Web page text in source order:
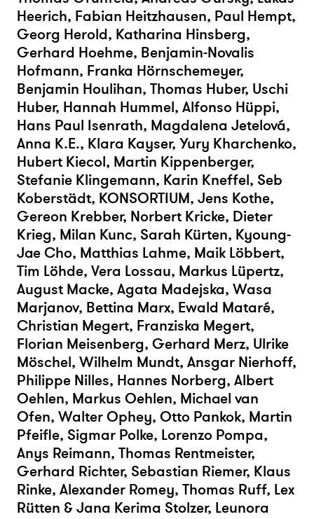
Heerich, Fabian Heitzhausen, Paul Hempt,
Georg Herold, Katharina Hinsberg,
Gerhard Hoehme, Benjamin-Novalis
Hofmann, Franka Hörnschemeyer,
Benjamin Houlihan, Thomas Huber, Uschi
Huber, Hannah Hummel, Alfonso Hüppi,
Hans Paul Isenrath, Magdalena Jetelová,
Anna K.E., Klara Kayser, Yury Kharchenko,
Hubert Kiecol, Martin Kippenberger,
Stefanie Klingemann, Karin Kneffel, Seb
Koberstädt, KONSORTIUM, Jens Kothe,
Gereon Krebber, Norbert Kricke, Dieter
Krieg, Milan Kunc, Sarah Kürten, Kyoung-
Jae Cho, Matthias Lahme, Maik Löbbert,
Tim Löhde, Vera Lossau, Markus Lüpertz,
August Macke, Agata Madejska, Wasa
Marjanov, Bettina Marx, Ewald Mataré,
Christian Megert, Franziska Megert,
Florian Meisenberg, Gerhard Merz, Ulrike
Möschel, Wilhelm Mundt, Ansgar Nierhoff,
Philippe Nilles, Hannes Norberg, Albert
Oehlen, Markus Oehlen, Michael van
Ofen, Walter Ophey, Otto Pankok, Martin
Pfeifle, Sigmar Polke, Lorenzo Pompa,
Anys Reimann, Thomas Rentmeister,
Gerhard Richter, Sebastian Riemer, Klaus
Rinke, Alexander Romey, Thomas Ruff, Lex
Rütten & Jana Kerima Stolzer, Leunora